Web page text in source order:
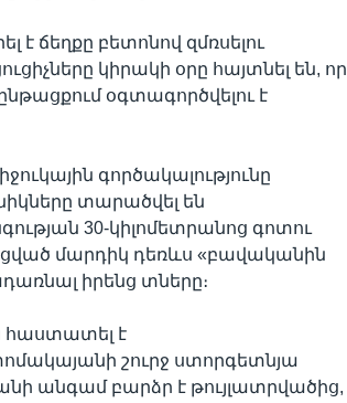
է ճեղքը բետոնով զմռսելու
կիրակի օրը հայտնել են, որ
օգտագործվելու է
գործակալությունը
տարածվել են
30-կիլոմետրանոց գոտու
մարդիկ դեռևս «բավականին
իրենց տները։
հաստատել է
շուրջ ստորգետնյա
անգամ բարձր է թույլատրվածից,